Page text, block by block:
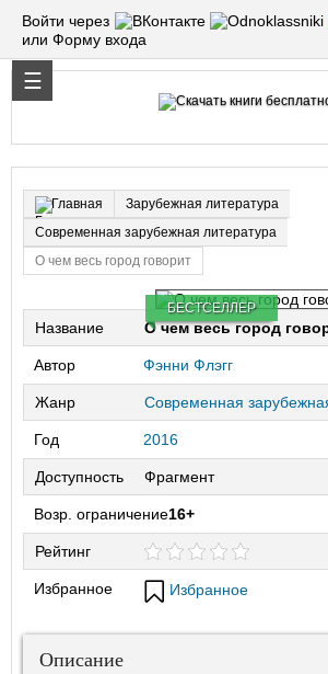
Войти через
или Форму входа
Главная
Зарубежная литература
Современная зарубежная литература
О чем весь город говорит
БЕСТСЕЛЛЕР
Название О чем весь город
Автор Фэнни Флэгг
Жанр Современная
Год 2016
Доступность Фрагмент
Возр. ограничение16+
Рейтинг
Избранное Избранное
Описание